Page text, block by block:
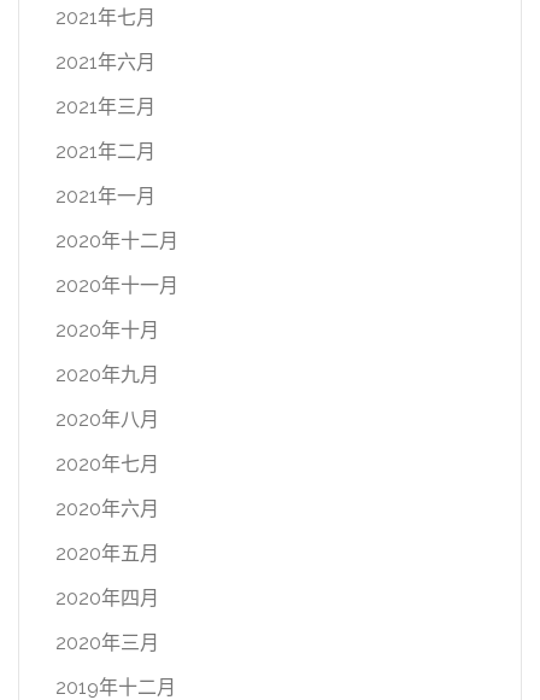
2021年七月
2021年六月
2021年三月
2021年二月
2021年一月
2020年十二月
2020年十一月
2020年十月
2020年九月
2020年八月
2020年七月
2020年六月
2020年五月
2020年四月
2020年三月
2019年十二月